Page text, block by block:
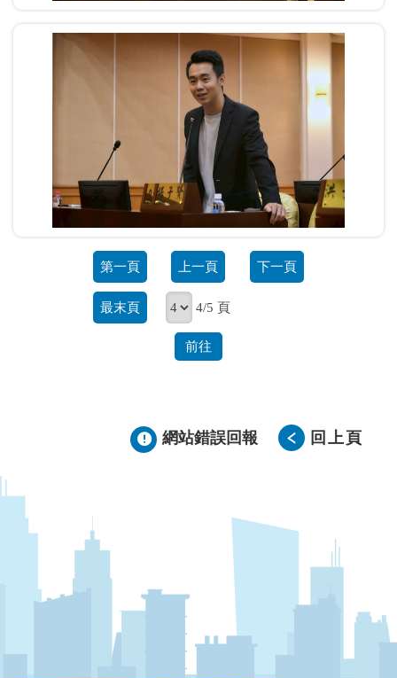
第一頁 上一頁 下一頁
最末頁 4/5 頁
前往
網站錯誤回報 回上頁